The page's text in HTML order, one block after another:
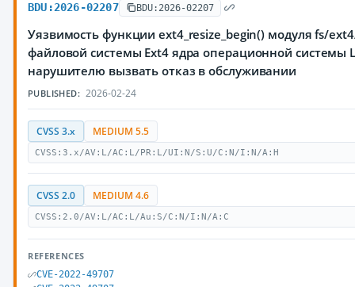
BDU:2026-02207 BDU:2026-02207
Уязвимость функции ext4_resize_begin() модуля fs/
файловой системы Ext4 ядра операционной системы
нарушителю вызвать отказ в обслуживании
PUBLISHED: 2026-02-24
CVSS 3.x MEDIUM 5.5
CVSS:3.x/AV:L/AC:L/PR:L/UI:N/S:U/C:N/I:N/A:H
CVSS 2.0 MEDIUM 4.6
CVSS:2.0/AV:L/AC:L/Au:S/C:N/I:N/A:C
REFERENCES
CVE-2022-49707